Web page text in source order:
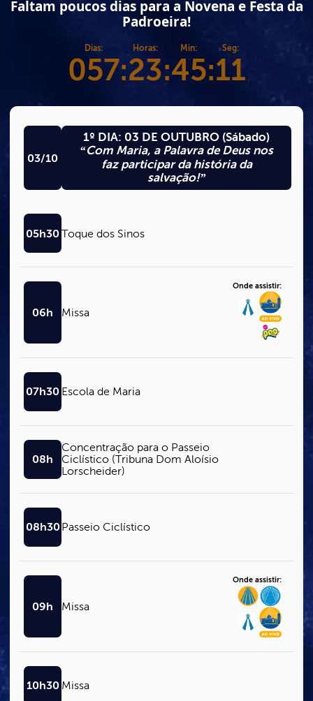
Faltam poucos dias para a Novena e Festa da
Padroeira!
Dias:
057:
Horas:
23:
Min:
45:
Seg:
09
03/10
1º DIA: 03 DE OUTUBRO (Sábado)
“Com Maria, a Palavra de Deus nos
faz participar da história da
salvação!”
05h30Toque dos Sinos
06h Missa
Onde assistir:
07h30 Escola de Maria
08h
Concentração para o Passeio
Ciclístico (Tribuna Dom Aloísio
Lorscheider)
08h30 Passeio Ciclístico
09h Missa
Onde assistir:
10h30 Missa